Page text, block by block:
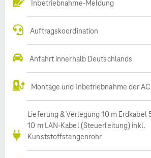
Inbetriebnahme-Meldung
Auftragskoordination
Anfahrt innerhalb Deutschlands
Montage und Inbetriebnahme der
Lieferung & Verlegung 10 m Erdkabel
10 m LAN-Kabel (Steuerleitung) inkl.
Kunststoffstangenrohr